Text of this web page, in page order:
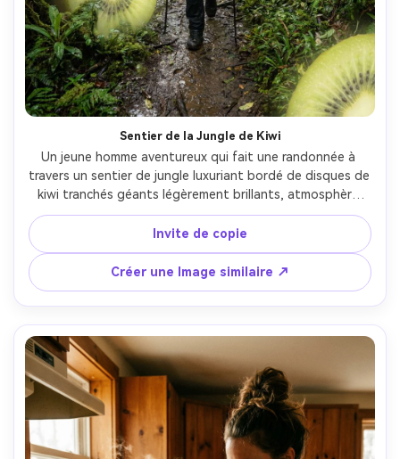
Sentier de la Jungle de Kiwi
Un jeune homme aventureux qui fait une randonnée à
travers un sentier de jungle luxuriant bordé de disques de
kiwi tranchés géants légèrement brillants, atmosphère
brumeuse, sac à dos et veste de pluie, lumière nuageuse
diffuse, prise sur Canon R6 28mm f/2, large portrait
environnemental, détails nets au premier plan, humidité
photoréaliste sur les feuilles, réalisme surréaliste rêveur- -
ar 4:5
Invite de copie
Créer une Image similaire ↗
Créez des images IA
à l’infini. 100 %
gratuit!
Créer Gratuitement →